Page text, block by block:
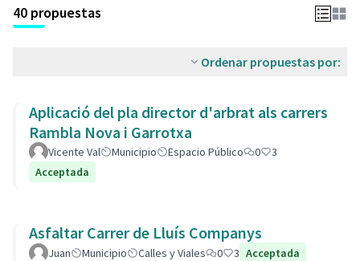
40 propuestas
Ordenar propuestas por:
Aplicació del pla director d'arbrat als carrers
Rambla Nova i Garrotxa
Vicente Val Municipio Espacio Público 0
3
Acceptada
Asfaltar Carrer de Lluís Companys
Juan Municipio Calles y Viales 0 3 Acceptada